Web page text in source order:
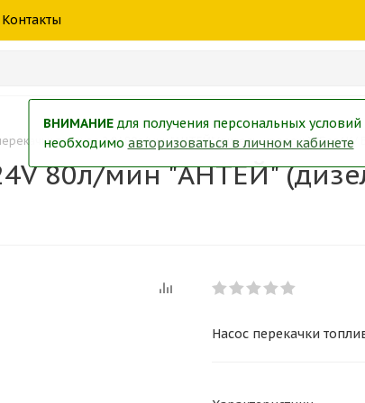
Контакты
топлива 24V 80л/мин "АНТЕЙ" (дизель, керосин) /БелАК/
80л/мин "АНТЕЙ"
Насос перекачки
ВНИМАНИЕдля получения персональных условий
необходимо авторизоваться в личном кабинете